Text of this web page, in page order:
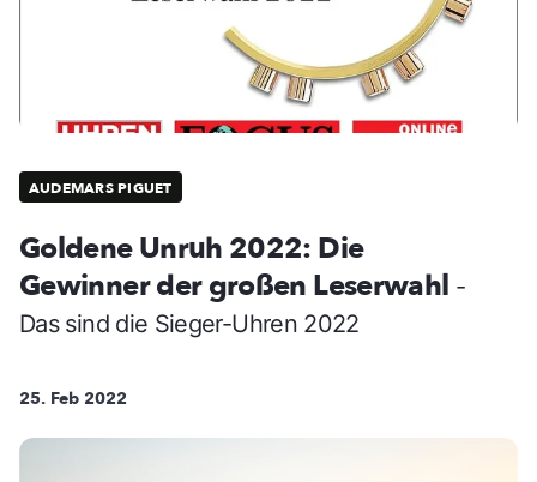
AUDEMARS PIGUET
Goldene Unruh 2022: Die
Gewinner der großen Leserwahl -
Das sind die Sieger-Uhren 2022
25. Feb 2022